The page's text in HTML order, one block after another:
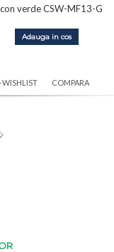
verde CSW-MF13-G
Adauga in cos
COMPARA